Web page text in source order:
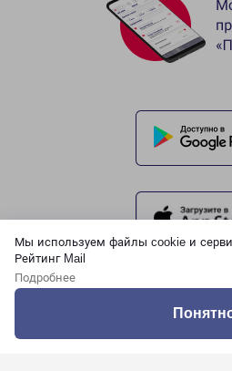
Мы используем файлы cookie и
Рейтинг Mail
Подробнее